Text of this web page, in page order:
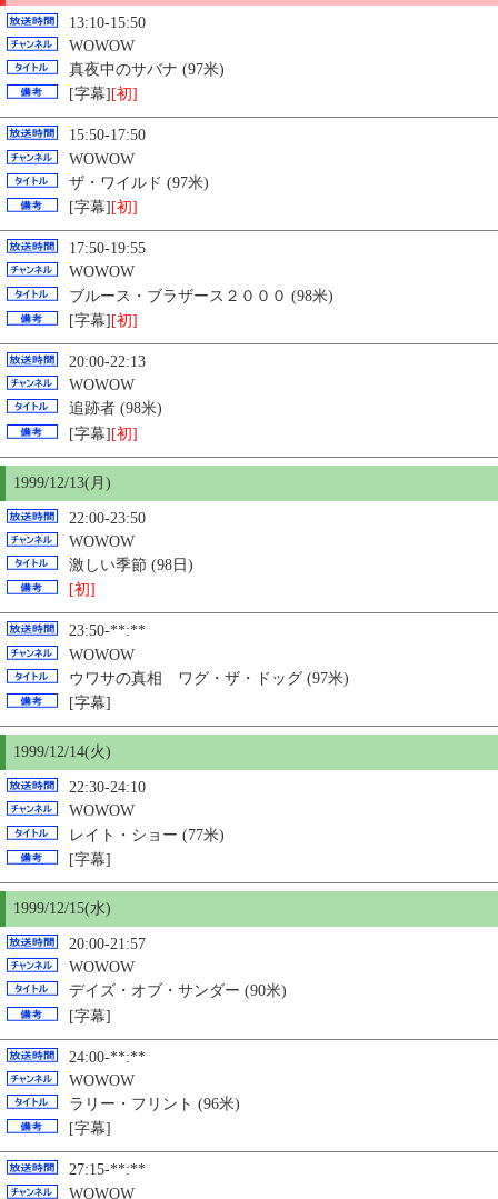
13:10-15:50
WOWOW
真夜中のサバナ (97米)
[字幕] [初]
15:50-17:50
WOWOW
ザ・ワイルド (97米)
[字幕] [初]
17:50-19:55
WOWOW
ブルース・ブラザース２０００ (98米)
[字幕] [初]
20:00-22:13
WOWOW
追跡者 (98米)
[字幕][初]
1999/12/13(月)
22:00-23:50
WOWOW
激しい季節 (98日)
[初]
23:50-**:**
WOWOW
ウワサの真相 ワグ・ザ・ドッグ (97米)
[字幕]
1999/12/14(火)
22:30-24:10
WOWOW
レイト・ショー (77米)
[字幕]
1999/12/15(水)
20:00-21:57
WOWOW
デイズ・オブ・サンダー (90米)
[字幕]
24:00-**:**
WOWOW
ラリー・フリント (96米)
[字幕]
27:15-**:**
WOWOW